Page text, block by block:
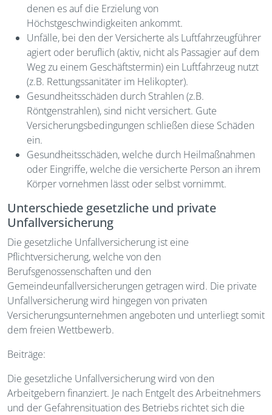
denen es auf die Erzielung von
Höchstgeschwindigkeiten ankommt.
Unfälle, bei den der Versicherte als Luftfahrzeugführer
agiert oder beruflich (aktiv, nicht als Passagier auf dem
Weg zu einem Geschäftstermin) ein Luftfahrzeug nutzt
(z.B. Rettungssanitäter im Helikopter).
Gesundheitsschäden durch Strahlen (z.B.
Röntgenstrahlen), sind nicht versichert. Gute
Versicherungsbedingungen schließen diese Schäden
ein.
Gesundheitsschäden, welche durch Heilmaßnahmen
oder Eingriffe, welche die versicherte Person an ihrem
Körper vornehmen lässt oder selbst vornimmt.
Unterschiede gesetzliche und private
Unfallversicherung
Die gesetzliche Unfallversicherung ist eine
Pflichtversicherung, welche von den
Berufsgenossenschaften und den
Gemeindeunfallversicherungen getragen wird. Die private
Unfallversicherung wird hingegen von privaten
Versicherungsunternehmen angeboten und unterliegt somit
dem freien Wettbewerb.
Beiträge:
Die gesetzliche Unfallversicherung wird von den
Arbeitgebern finanziert. Je nach Entgelt des Arbeitnehmers
und der Gefahrensituation des Betriebs richtet sich die